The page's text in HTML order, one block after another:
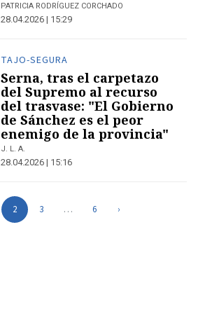
PATRICIA RODRÍGUEZ CORCHADO
28.04.2026 | 15:29
TAJO-SEGURA
Serna, tras el carpetazo
del Supremo al recurso
del trasvase: "El Gobierno
de Sánchez es el peor
enemigo de la provincia"
J. L. A.
28.04.2026 | 15:16
2 3 … 6 ›